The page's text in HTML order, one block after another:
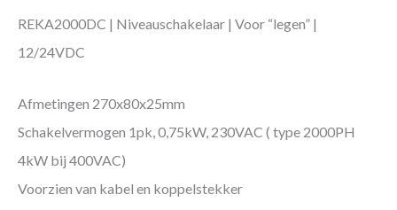
REKA2000DC | Niveauschakelaar | Voor “legen” |
12/24VDC
Afmetingen 270x80x25mm
Schakelvermogen 1pk, 0,75kW, 230VAC ( type 2000PH
4kW bij 400VAC)
Voorzien van kabel en koppelstekker